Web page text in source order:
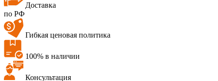
Доставка
по РФ
Гибкая ценовая политика
100% в наличии
Консультация